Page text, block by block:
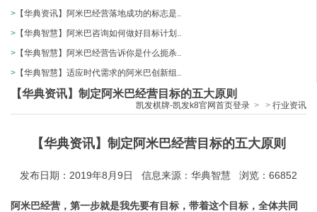
> 【华典资讯】阿米巴经营落地成功的标志是..
> 【华典智慧】阿米巴咨询如何做好目标计划..
> 【华典智慧】阿米巴经营告诉你是什么扼杀..
> 【华典智慧】适应时代需求的阿米巴创新组..
【华典资讯】制定阿米巴经营目标的五大原则
凯发棋牌-凯发k8官网首页登录 > > 行业资讯
【华典资讯】制定阿米巴经营目标的五大原则
发布日期：2019年8月9日 信息来源：华典智慧 浏览：66852
阿米巴经营，第一步就是我先要有目标，带着这个目标，全体共同